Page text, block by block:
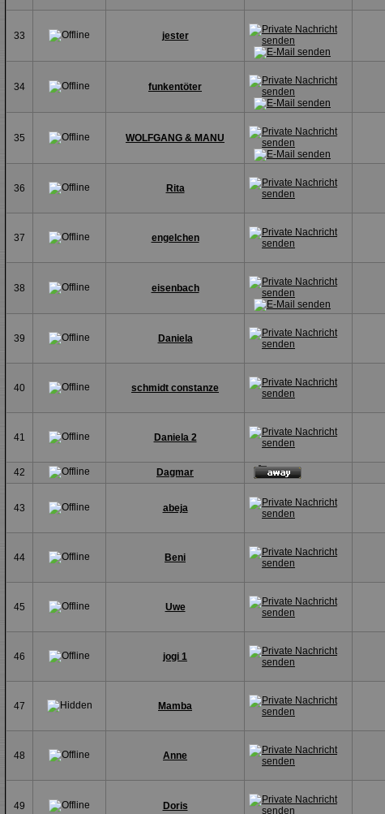
33 jester
34 funkentöter
35 WOLFGANG & MANU
36 Rita
37 engelchen
38 eisenbach
39 Daniela
40 schmidt constanze
41 Daniela 2
42 Dagmar
43 abeja
44 Beni
45 Uwe
46 jogi 1
47 Mamba
48 Anne
49 Doris